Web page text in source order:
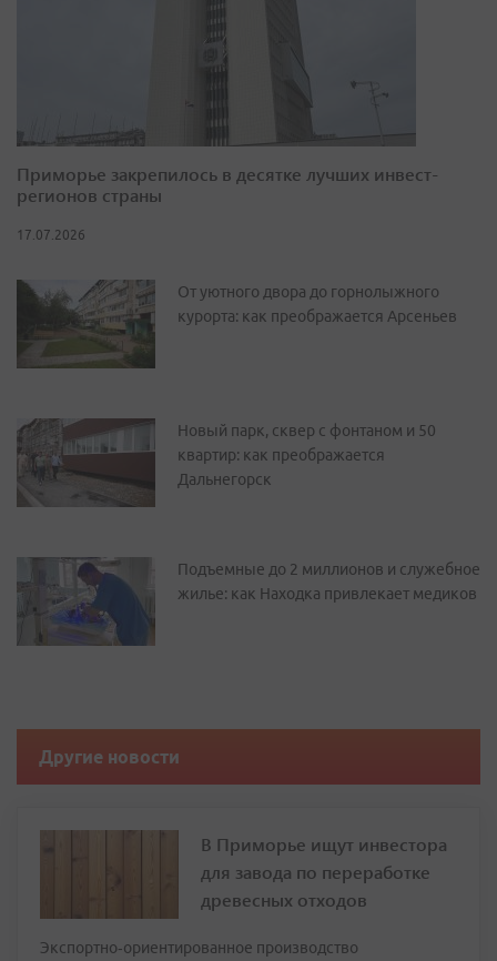
Приморье закрепилось в десятке лучших инвест-
регионов страны
17.07.2026
От уютного двора до горнолыжного
курорта: как преображается Арсеньев
Новый парк, сквер с фонтаном и 50
квартир: как преображается
Дальнегорск
Подъемные до 2 миллионов и служебное
жилье: как Находка привлекает медиков
Другие новости
В Приморье ищут инвестора
для завода по переработке
древесных отходов
Экспортно‑ориентированное производство